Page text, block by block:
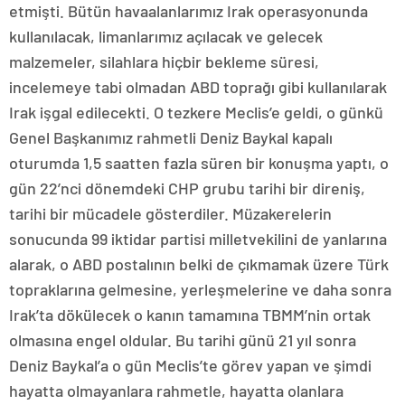
etmişti. Bütün havaalanlarımız Irak operasyonunda
kullanılacak, limanlarımız açılacak ve gelecek
malzemeler, silahlara hiçbir bekleme süresi,
incelemeye tabi olmadan ABD toprağı gibi kullanılarak
Irak işgal edilecekti. O tezkere Meclis’e geldi, o günkü
Genel Başkanımız rahmetli Deniz Baykal kapalı
oturumda 1,5 saatten fazla süren bir konuşma yaptı, o
gün 22’nci dönemdeki CHP grubu tarihi bir direniş,
tarihi bir mücadele gösterdiler. Müzakerelerin
sonucunda 99 iktidar partisi milletvekilini de yanlarına
alarak, o ABD postalının belki de çıkmamak üzere Türk
topraklarına gelmesine, yerleşmelerine ve daha sonra
Irak’ta dökülecek o kanın tamamına TBMM’nin ortak
olmasına engel oldular. Bu tarihi günü 21 yıl sonra
Deniz Baykal’a o gün Meclis’te görev yapan ve şimdi
hayatta olmayanlara rahmetle, hayatta olanlara